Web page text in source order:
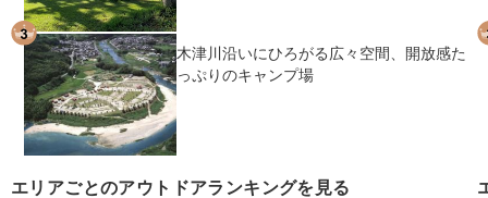
木津川沿いにひろがる広々空間、開放感た
っぷりのキャンプ場
エリアごとのアウトドアランキングを見る